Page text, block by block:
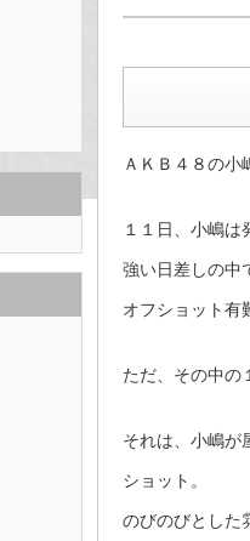
ＡＫＢ４８の小
１１日、小嶋は
強い日差しの中
オフショット有
ただ、その中の
それは、小嶋が
ショット。
のびのびとした